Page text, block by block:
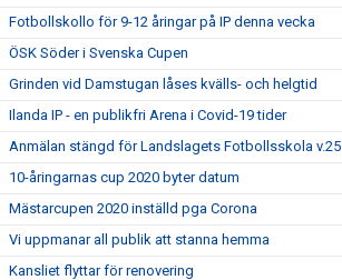
Fotbollskollo för 9-12 åringar på IP denna vecka
ÖSK Söder i Svenska Cupen
Grinden vid Damstugan låses kvälls- och helgtid
Ilanda IP - en publikfri Arena i Covid-19 tider
Anmälan stängd för Landslagets Fotbollsskola v.25
10-åringarnas cup 2020 byter datum
Mästarcupen 2020 inställd pga Corona
Vi uppmanar all publik att stanna hemma
Kansliet flyttar för renovering